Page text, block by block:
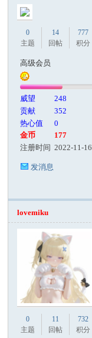
0
主题
14
回帖
777
积分
高级会员
威望
248
贡献
352
热心值
0
金币
177
注册时间 2022-11-16
发消息
lovemiku
0
主题
11
回帖
732
积分